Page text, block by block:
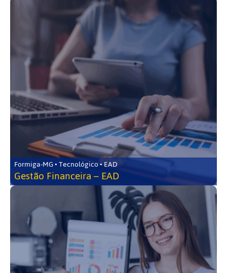
Formiga-MG • Tecnológico • EAD
Gestão Financeira – EAD